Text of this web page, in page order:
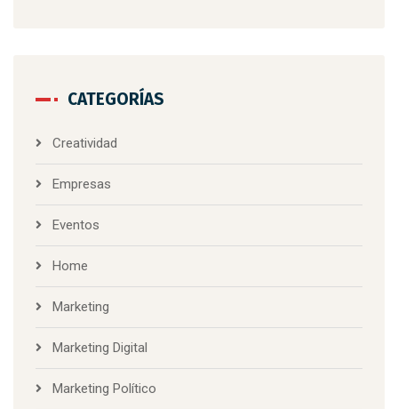
CATEGORÍAS
Creatividad
Empresas
Eventos
Home
Marketing
Marketing Digital
Marketing Político